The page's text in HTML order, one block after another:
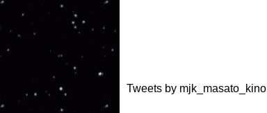
Tweets by mjk_masato_kino